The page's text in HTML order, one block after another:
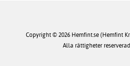
Copyright © 2026 Hemfint.se (Hemfint
Alla rättigheter